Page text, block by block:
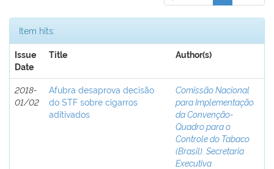
Item hits:
Issue
Date
Title Author(s)
2018-
01/02
Afubra desaprova decisão
do STF sobre cigarros
aditivados
Comissão Nacional
para Implementação
da Convenção-
Quadro para o
Controle do Tabaco
(Brasil). Secretaria
Executiva